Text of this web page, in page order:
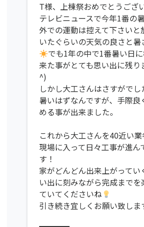
T様、上棟祭おめでとうござ
テレビニュースで今年1番の暑
外での運動は控えて下さいと
いたぐらいの天気の良さと
でも1年の中で1番暑い日
来た事がとても思い出に残り
^)
しかし大工さんはさすがでし
暑いはずなんですが、手際良
める事が出来ました。
これから大工さんを40近い
現場に入って日々工事が進ん
す！
家がどんどん出来上がってい
い出に刻みながら完成までを
ていてくださいね
引き続き宜しくお願い致し